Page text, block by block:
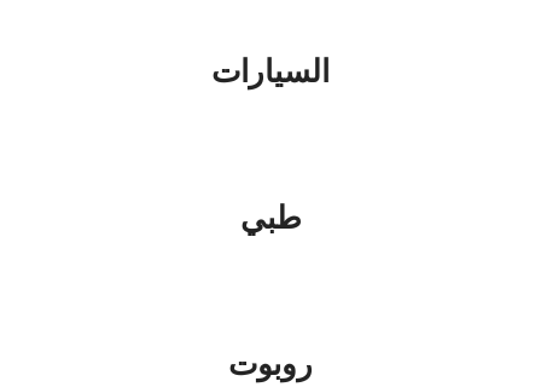
السيارات
طبي
روبوت